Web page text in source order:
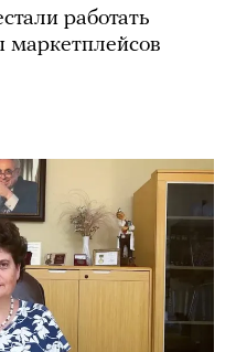
работать
маркетплейсов